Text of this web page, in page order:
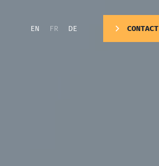
EN FR DE CONTACT